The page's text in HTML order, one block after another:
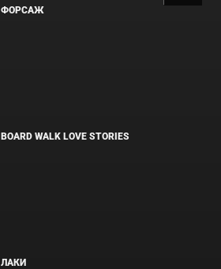
ФОРСАЖ
BOARD WALK LOVE STORIES
ЛАКИ